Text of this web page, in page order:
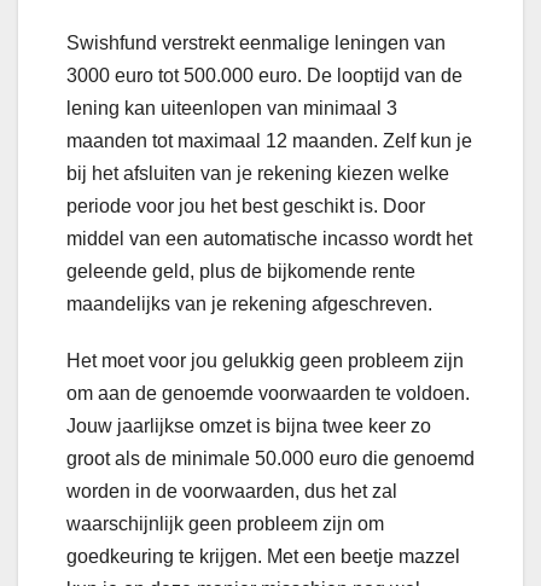
Swishfund verstrekt eenmalige leningen van
3000 euro tot 500.000 euro. De looptijd van de
lening kan uiteenlopen van minimaal 3
maanden tot maximaal 12 maanden. Zelf kun je
bij het afsluiten van je rekening kiezen welke
periode voor jou het best geschikt is. Door
middel van een automatische incasso wordt het
geleende geld, plus de bijkomende rente
maandelijks van je rekening afgeschreven.
Het moet voor jou gelukkig geen probleem zijn
om aan de genoemde voorwaarden te voldoen.
Jouw jaarlijkse omzet is bijna twee keer zo
groot als de minimale 50.000 euro die genoemd
worden in de voorwaarden, dus het zal
waarschijnlijk geen probleem zijn om
goedkeuring te krijgen. Met een beetje mazzel